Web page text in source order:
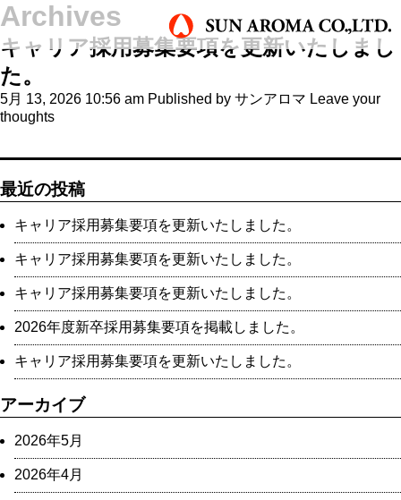
Archives
キャリア採用募集要項を更新いたしまし
た。
5月 13, 2026 10:56 am Published by サンアロマ Leave your
thoughts
最近の投稿
キャリア採用募集要項を更新いたしました。
キャリア採用募集要項を更新いたしました。
キャリア採用募集要項を更新いたしました。
2026年度新卒採用募集要項を掲載しました。
キャリア採用募集要項を更新いたしました。
アーカイブ
2026年5月
2026年4月